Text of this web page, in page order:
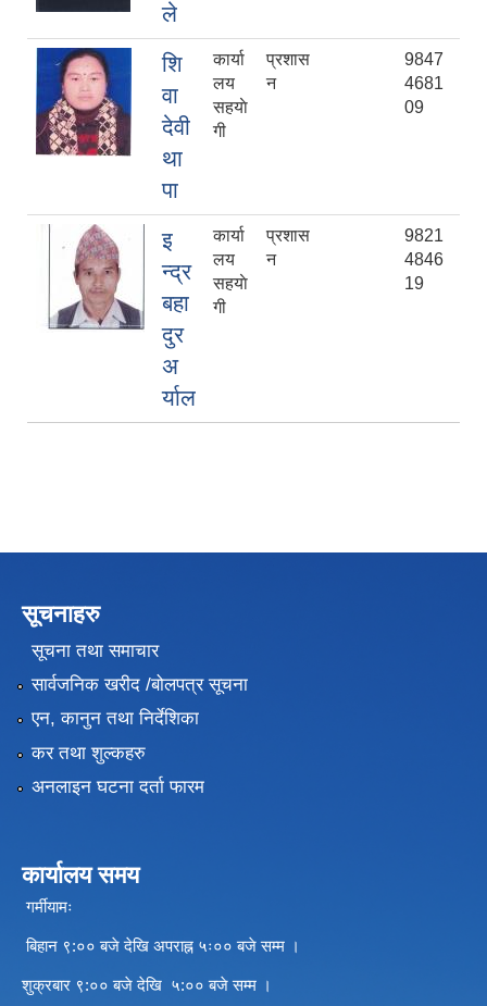
ले
शि
वा
देवी
था
पा
कार्या
लय
सहयाे
गी
प्रशास
न
9847
4681
09
इ
न्द्र
बहा
दुर
अ
र्याल
कार्या
लय
सहयाे
गी
प्रशास
न
9821
4846
19
सूचनाहरु
सूचना तथा समाचार
सार्वजनिक खरीद /बोलपत्र सूचना
एन, कानुन तथा निर्देशिका
कर तथा शुल्कहरु
अनलाइन घटना दर्ता फारम
कार्यालय समय
गर्मीयामः
बिहान ९:०० बजे देखि अपराह्न ५ः०० बजे सम्म ।
शुक्रबार ९:०० बजे देखि ५:०० बजे सम्म ।